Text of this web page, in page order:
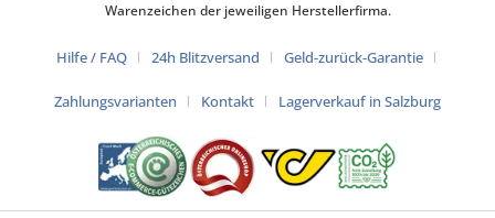
Warenzeichen der jeweiligen Herstellerfirma.
Hilfe / FAQ 24h Blitzversand Geld-zurück-Garantie
Zahlungsvarianten Kontakt Lagerverkauf in Salzburg